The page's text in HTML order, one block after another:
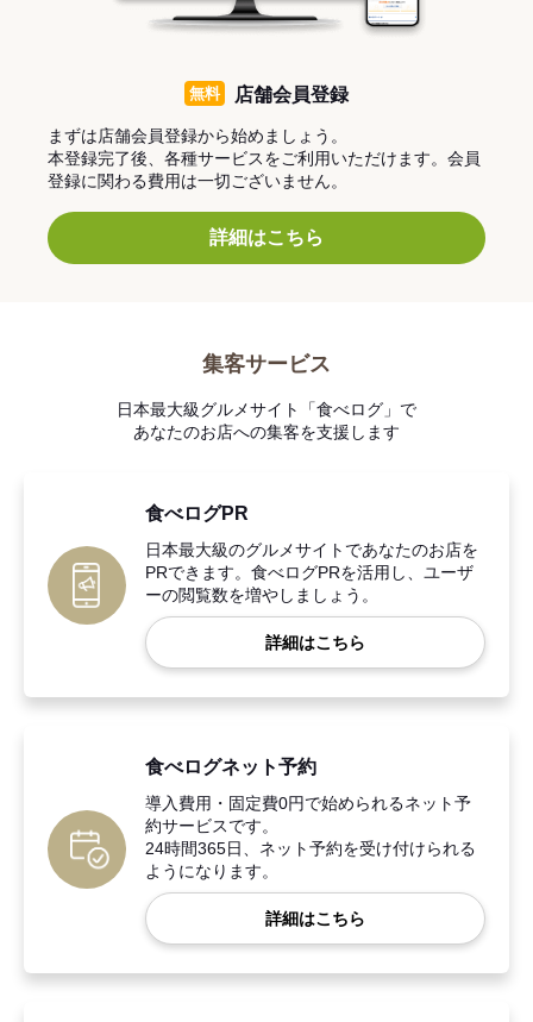
無料 店舗会員登録
まずは店舗会員登録から始めましょう。
本登録完了後、各種サービスをご利用いただけます。会員
登録に関わる費用は一切ございません。
詳細はこちら
集客サービス
日本最大級グルメサイト「食べログ」で
あなたのお店への集客を支援します
食べログPR
日本最大級のグルメサイトであなたのお店を
PRできます。食べログPRを活用し、ユーザ
ーの閲覧数を増やしましょう。
詳細はこちら
食べログネット予約
導入費用・固定費0円で始められるネット予
約サービスです。
24時間365日、ネット予約を受け付けられる
ようになります。
詳細はこちら